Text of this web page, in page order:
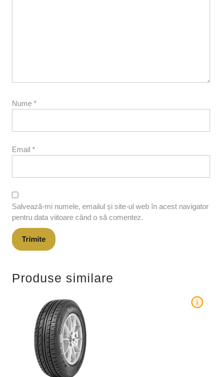
Nume *
Email *
Salvează-mi numele, emailul și site-ul web în acest navigator
pentru data viitoare când o să comentez.
Produse similare
i